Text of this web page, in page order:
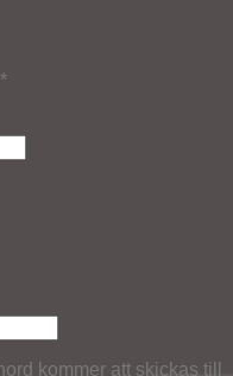
*Obligatoriskt
kommer att skickas till